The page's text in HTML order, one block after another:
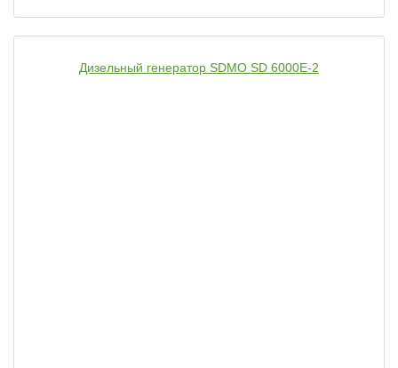
Дизельный генератор SDMO SD 6000E-2